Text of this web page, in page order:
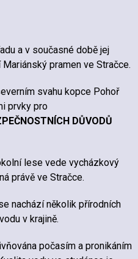
a v současné době jej
pramen ve Stračce.
svahu kopce Pohoř
prvky pro
DŮVODŮ
lese vede vycházkový
právě ve Stračce.
nachází několik přírodních
v krajině.
počasím a pronikáním